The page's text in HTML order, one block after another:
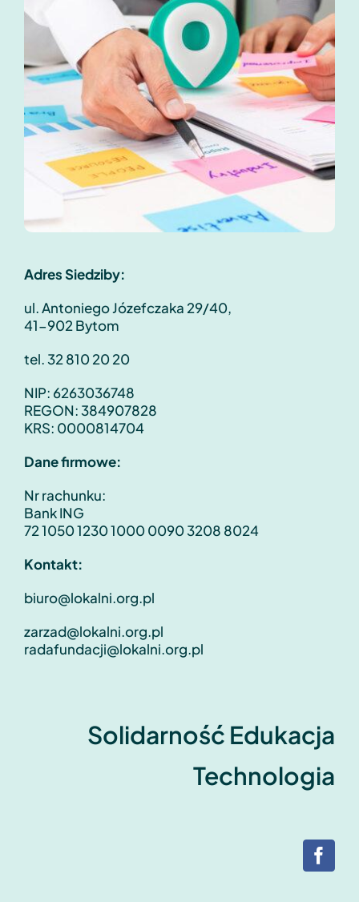
Dokumenty
TeleOdpowiedzialni Roku
Kontakt
Adres Siedziby:
ul. Antoniego Józefczaka 29/40,
41-902 Bytom
tel. 32 810 20 20
NIP: 6263036748
REGON: 384907828
KRS: 0000814704
Dane firmowe:
Nr rachunku:
Bank ING
72 1050 1230 1000 0090 3208 8024
Kontakt:
biuro@lokalni.org.pl
zarzad@lokalni.org.pl
radafundacji@lokalni.org.pl
Solidarność Edukacja
Technologia